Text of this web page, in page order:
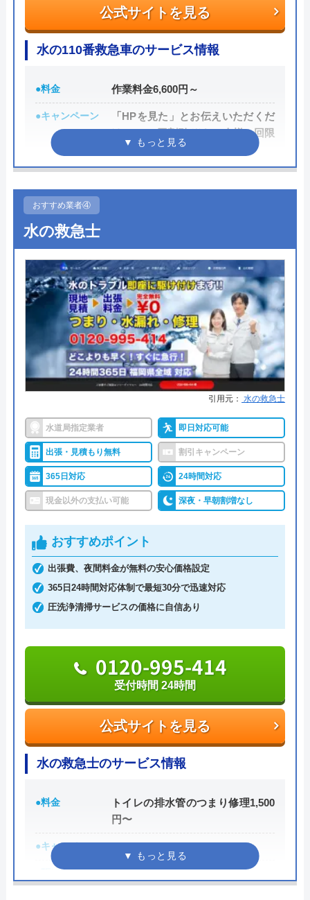
2 か月前
イースマイルさんに依頼して大正解でした！
連絡後すぐに駆けつけてくださり、あっとい
う間に解決。スタッフの方も非常に丁寧で、
安心して任せられました。これでまた快適に
使えます。迅速な対応に心から感謝します！
トラブルの原因や作業例などが分かりやすく記載さ
れており、依頼の際も安心できますね。候補のひと
つにしてみてください。
ちなみに、電話で連絡した際に「サイトを見た」と
伝えると作業料金が2,000円割引になるWEB割があ
りますので、相談する際は必ず電話で相談し、その
際には必ず「サイトを見た」と伝えましょう。
公式サイトを見る
まずは電話相談！
0120-221-611
受付時間 24時間 年中無休
ハウスラボホームの基本情報
運営会社 株式会社ハウスラボ
代表者 勝島崇裕
創業・設立 2024年11月設立
東京都文京区本郷5-1-11
対応エリア 全国33拠点
対応エリア詳
細
公式サイトを見る
水の110番救急車のサービス情報
●料金 作業料金6,600円～
●キャンペーン
「HPを見た」とお伝えいただくだ
けで1,000円割引 ※お一人様一回限
●受付時間
●定休日
●出張見積もり 無料見積り
●支払い方法
カード支払い、コンビニ、銀行支
払、後払い
●累計実績
問い合わせ数10万件以上（2021年5
月累計）
●保証・保険
取り付け器具には1～5年間のメー
カー保証 ※消耗品など一部サービ
詳細は公式HPでご確認ください
水の110番救急車がおすすめの理由
「水の110番救急車」は株式会社RSが運営する水ま
ッチンなどの蛇口や排水溝・排水口・排水管つまり
や水漏れ修理に対応。受付時間は7:00～22:00です。
365日年中無休で営業しているので、週末や祝日で
も依頼が可能です。電話を掛けると、受付から最短
30分で駆けつけてくれます。排水管のつまり、あふ
「WEBを見た」と伝えれば、料金から1,000円割引
に。例えば排水管の修理見積は0円。排水管修理費
用は2,200円～。業界最安値に挑戦しているので、良
心的な価格です。
クレジットカード決済、銀行支払い、コンビニでの
050-3000-4096
おすすめ業者④
水の救急士
引用元： 水の救急士
水道局指定業者 即日対応可能
出張・見積もり無料 割引キャンペーン
365日対応 24時間対応
現金以外の支払い可能 深夜・早朝割増なし
おすすめポイント
出張費、夜間料金が無料の安心価格設定
365日24時間対応体制で最短30分で迅速対応
圧洗浄清掃サービスの価格に自信あり
公式サイトを見る
0120-995-414
受付時間 24時間
水の救急士のサービス情報
●料金
トイレの排水管のつまり修理1,500
円〜
●キャンペーン ―
●駆けつけ時間 最短30分